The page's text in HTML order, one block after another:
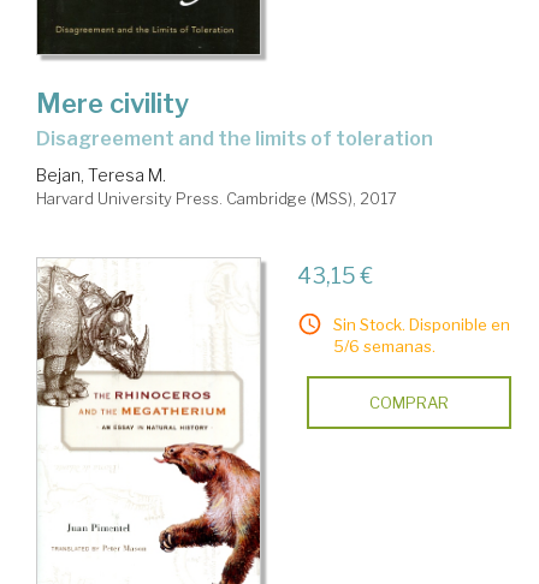
Mere civility
disagreement and the limits of toleration
Bejan, Teresa M.
Harvard University Press. Cambridge (MSS), 2017
43,15 €
Sin Stock. Disponible en
5/6 semanas.
COMPRAR